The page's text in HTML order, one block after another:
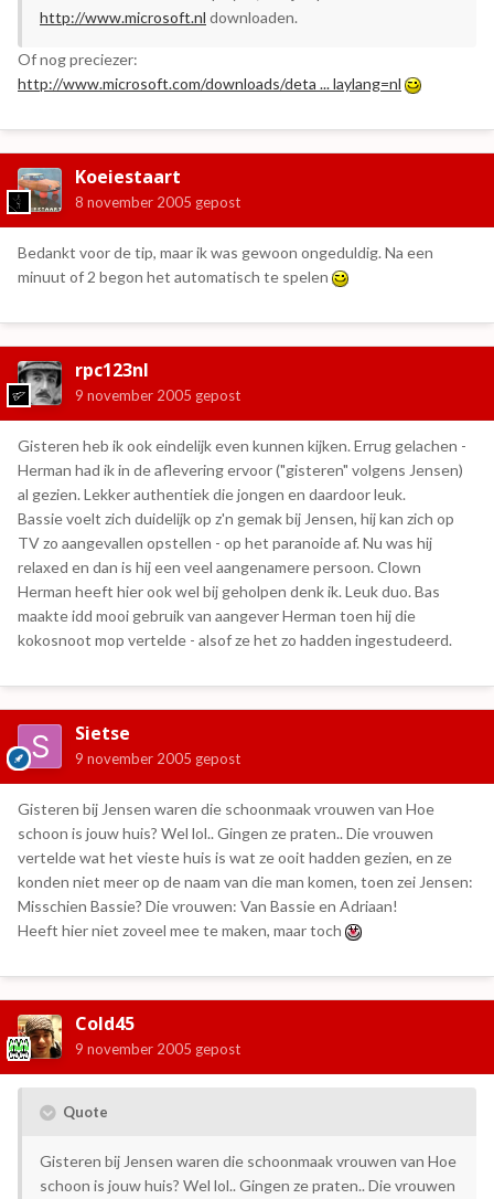
http://www.microsoft.nl downloaden.
Of nog preciezer:
http://www.microsoft.com/downloads/deta ... laylang=nl
Koeiestaart
8 november 2005 gepost
Bedankt voor de tip, maar ik was gewoon ongeduldig. Na een
minuut of 2 begon het automatisch te spelen
rpc123nl
9 november 2005 gepost
Gisteren heb ik ook eindelijk even kunnen kijken. Errug gelachen -
Herman had ik in de aflevering ervoor ("gisteren" volgens Jensen)
al gezien. Lekker authentiek die jongen en daardoor leuk.
Bassie voelt zich duidelijk op z'n gemak bij Jensen, hij kan zich op
TV zo aangevallen opstellen - op het paranoide af. Nu was hij
relaxed en dan is hij een veel aangenamere persoon. Clown
Herman heeft hier ook wel bij geholpen denk ik. Leuk duo. Bas
maakte idd mooi gebruik van aangever Herman toen hij die
kokosnoot mop vertelde - alsof ze het zo hadden ingestudeerd.
Sietse
9 november 2005 gepost
Gisteren bij Jensen waren die schoonmaak vrouwen van Hoe
schoon is jouw huis? Wel lol.. Gingen ze praten.. Die vrouwen
vertelde wat het vieste huis is wat ze ooit hadden gezien, en ze
konden niet meer op de naam van die man komen, toen zei Jensen:
Misschien Bassie? Die vrouwen: Van Bassie en Adriaan!
Heeft hier niet zoveel mee te maken, maar toch
Cold45
9 november 2005 gepost
Quote
Gisteren bij Jensen waren die schoonmaak vrouwen van Hoe
schoon is jouw huis? Wel lol.. Gingen ze praten.. Die vrouwen